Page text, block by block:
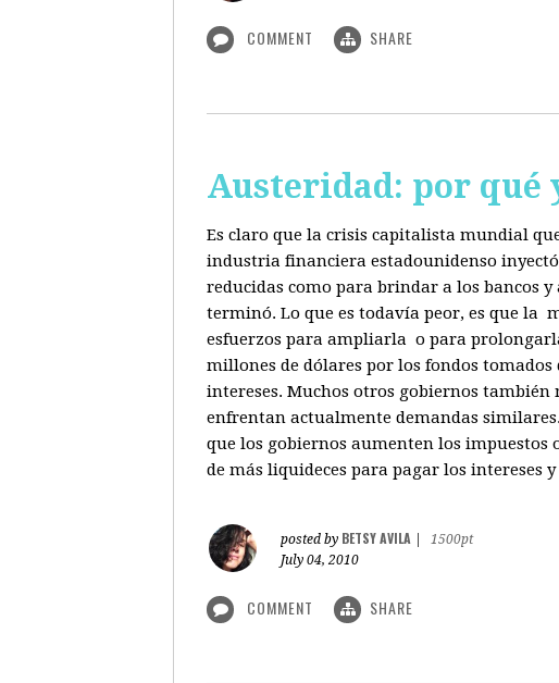
COMMENT SHARE
Austeridad: por qué
Es claro que la crisis capitalista mundial
industria financiera estadounidenso
reducidas como para brindar a los bancos
terminó. Lo que es todavía peor, es que la
esfuerzos para ampliarla o para
millones de dólares por los fondos
intereses. Muchos otros gobiernos también
enfrentan actualmente demandas
que los gobiernos aumenten los impuestos
de más liquideces para pagar los intereses
posted by BETSY AVILA
1500pt
July 04, 2010
COMMENT SHARE